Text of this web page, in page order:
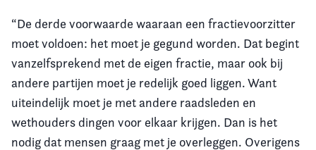
“De derde voorwaarde waaraan een fractievoorzitter
moet voldoen: het moet je gegund worden. Dat begint
vanzelfsprekend met de eigen fractie, maar ook bij
andere partijen moet je redelijk goed liggen. Want
uiteindelijk moet je met andere raadsleden en
wethouders dingen voor elkaar krijgen. Dan is het
nodig dat mensen graag met je overleggen. Overigens